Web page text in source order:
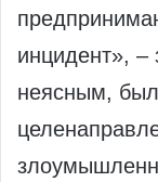
инцидент», –
неясным,